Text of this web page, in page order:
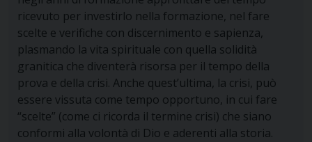
ricevuto per investirlo nella formazione, nel fare
scelte e verifiche con discernimento e sapienza,
plasmando la vita spirituale con quella solidità
granitica che diventerà risorsa per il tempo della
prova e della crisi. Anche quest’ultima, la crisi, può
essere vissuta come tempo opportuno, in cui fare
“scelte” (come ci ricorda il termine crisi) che siano
conformi alla volontà di Dio e aderenti alla storia.